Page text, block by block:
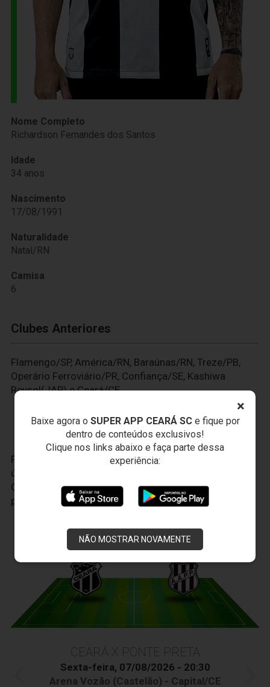
×
Baixe agora o SUPER APP CEARÁ SCe fique por
dentro de conteúdos exclusivos!
Clique nos links abaixo e faça parte dessa
experiência:
NÃO MOSTRAR NOVAMENTE
Nome Completo
Richardson Fernandes dos Santos
Idade
34 anos
Nascimento
17/08/1991
Naturalidade
Natal/RN
Camisa
6
Clubes Anteriores
Flamengo/SP, América/RN, Baraúnas/RN, Treze/PB,
Operário Ferroviário/PR, Confiança/SE, Kashiwa
Reysol(JAP) e Ceará/CE.
Faça seu cadastro noVozaoID.com
única para todo o universo do Ceará Sporting Club.
Com ela, você terá uma experiência cada vez mais
personalizada.
JOGOS DOVOZÃO
CEARÁ X PONTE PRETA
Sexta-feira, 07/08/2026 - 20:30
Arena Vozão (Castelão) - Capital/CE